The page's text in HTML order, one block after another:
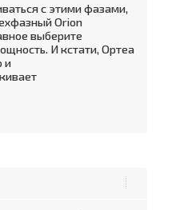
с этими фазами,
Orion
выберите
И кстати, Ортеа
и